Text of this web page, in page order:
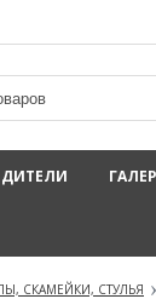
СКАМЕЙКИ, СТУЛЬЯ